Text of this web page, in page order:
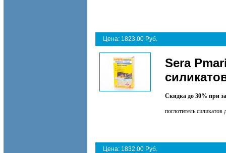
Цена: 1823.00 Руб.
Sera
Скидка до 30% при
поглотитель
Цена: 1832.00 Руб.